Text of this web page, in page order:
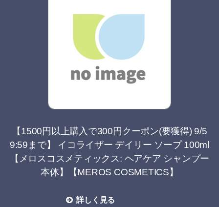
【1500円以上購入で300円クーポン(要獲得) 9/5
9:59まで】 イコライザー デイリー ソープ 100ml
【メロスコスメティックス: ヘアケア シャンプー
本体】【MEROS COSMETICS】
詳しく見る